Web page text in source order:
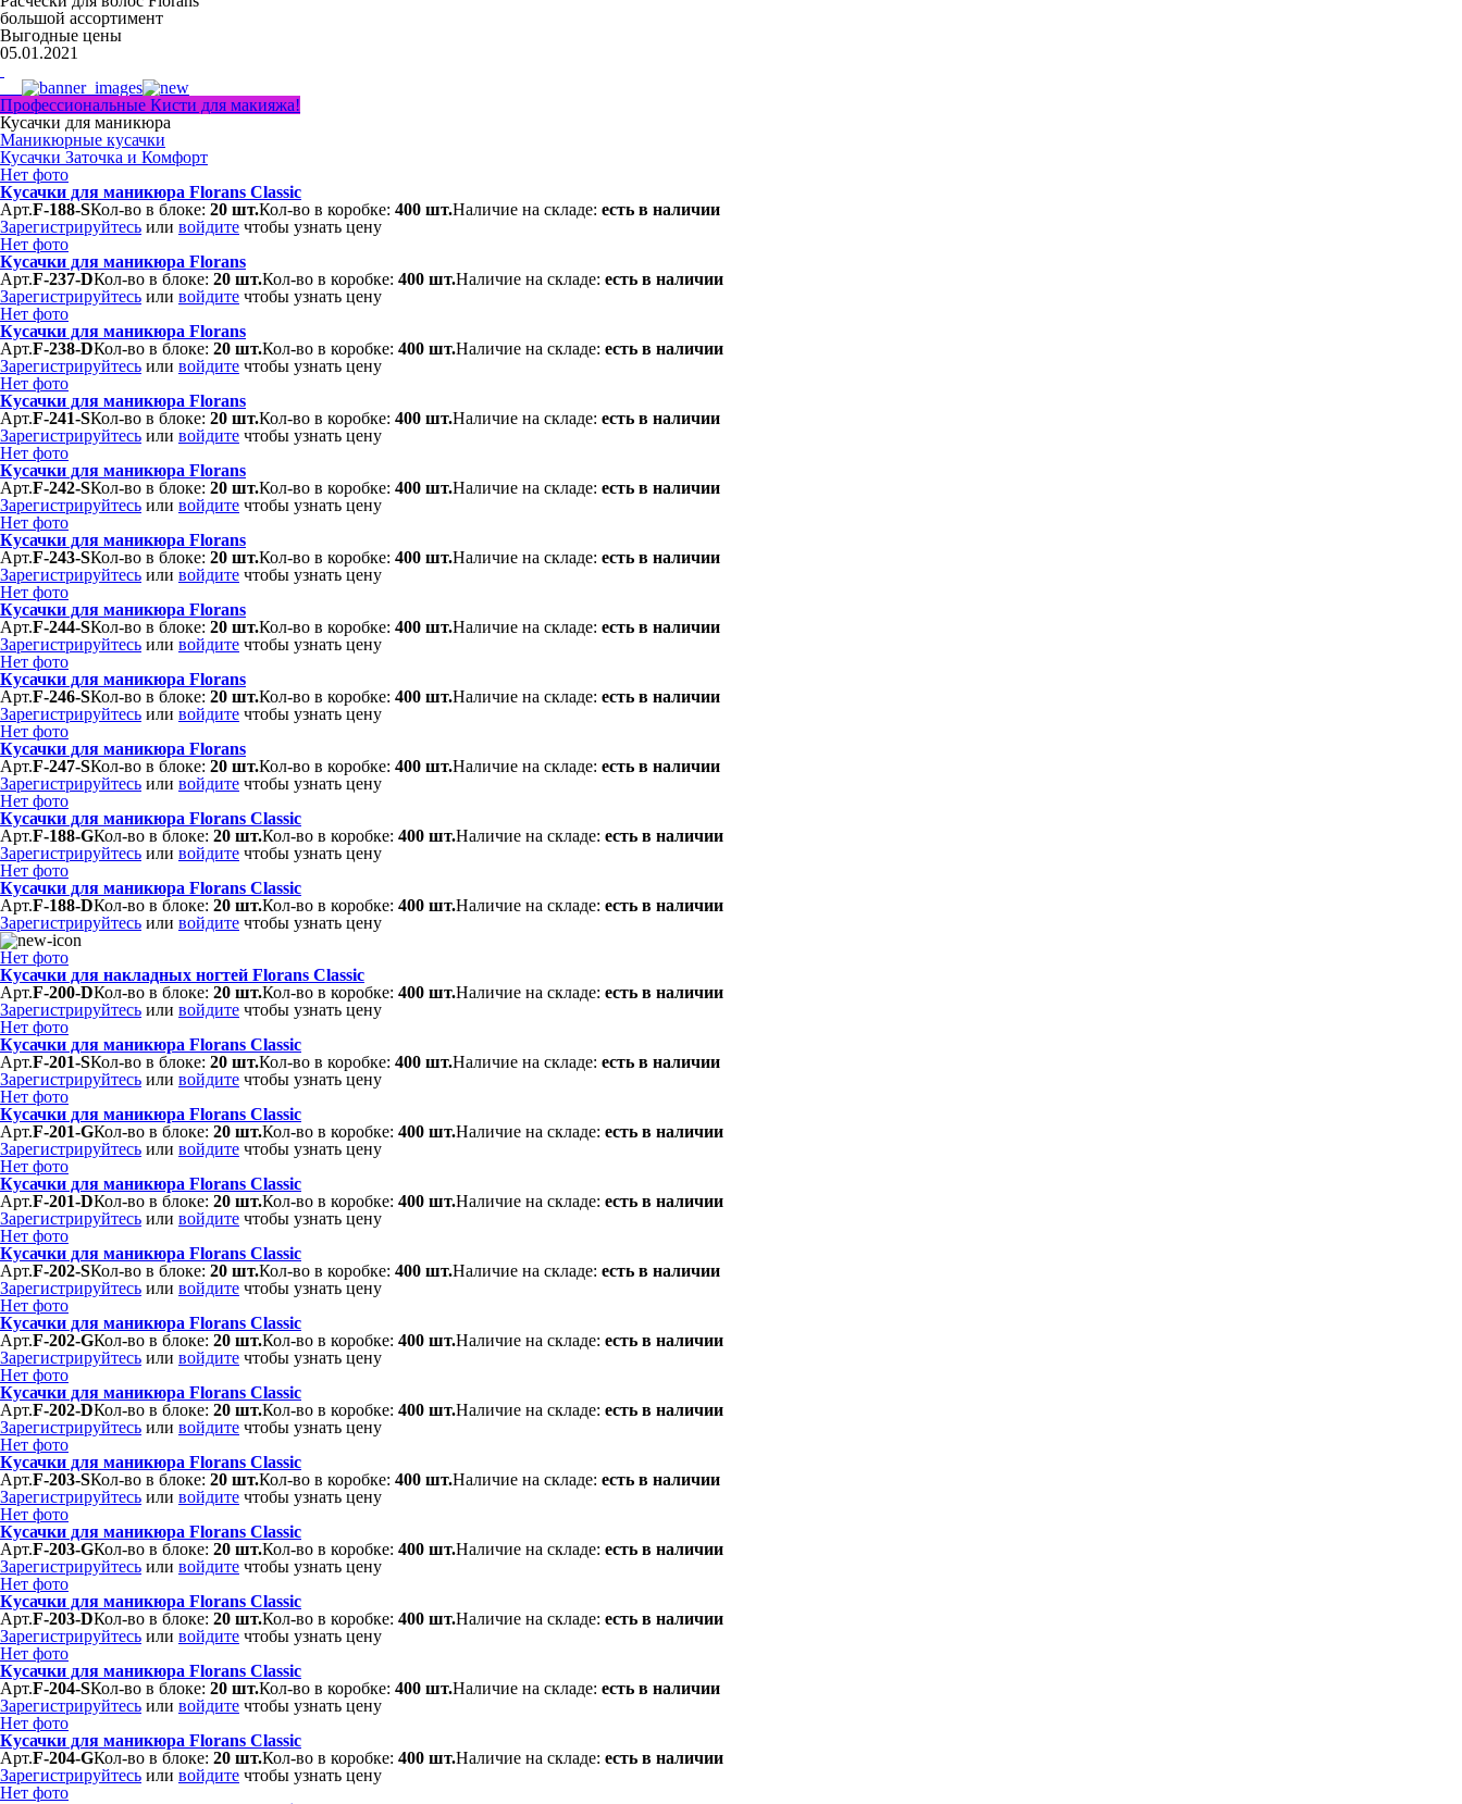
большой ассортимент
Выгодные цены
05.01.2021
Профессиональные Кисти для макияжа!
Кусачки для маникюра
Маникюрные кусачки
Кусачки Заточка и Комфорт
Нет фото
Кусачки для маникюра Florans Classic
Арт.F-188-SКол-во в блоке: 20 шт.Кол-во в коробке: 400 шт.Наличие на складе: есть в наличии
Зарегистрируйтесь или войдите чтобы узнать цену
Нет фото
Кусачки для маникюра Florans
Арт.F-237-DКол-во в блоке: 20 шт.Кол-во в коробке: 400 шт.Наличие на складе: есть в наличии
Зарегистрируйтесь или войдите чтобы узнать цену
Нет фото
Кусачки для маникюра Florans
Арт.F-238-DКол-во в блоке: 20 шт.Кол-во в коробке: 400 шт.Наличие на складе: есть в наличии
Зарегистрируйтесь или войдите чтобы узнать цену
Нет фото
Кусачки для маникюра Florans
Арт.F-241-SКол-во в блоке: 20 шт.Кол-во в коробке: 400 шт.Наличие на складе: есть в наличии
Зарегистрируйтесь или войдите чтобы узнать цену
Нет фото
Кусачки для маникюра Florans
Арт.F-242-SКол-во в блоке: 20 шт.Кол-во в коробке: 400 шт.Наличие на складе: есть в наличии
Зарегистрируйтесь или войдите чтобы узнать цену
Нет фото
Кусачки для маникюра Florans
Арт.F-243-SКол-во в блоке: 20 шт.Кол-во в коробке: 400 шт.Наличие на складе: есть в наличии
Зарегистрируйтесь или войдите чтобы узнать цену
Нет фото
Кусачки для маникюра Florans
Арт.F-244-SКол-во в блоке: 20 шт.Кол-во в коробке: 400 шт.Наличие на складе: есть в наличии
Зарегистрируйтесь или войдите чтобы узнать цену
Нет фото
Кусачки для маникюра Florans
Арт.F-246-SКол-во в блоке: 20 шт.Кол-во в коробке: 400 шт.Наличие на складе: есть в наличии
Зарегистрируйтесь или войдите чтобы узнать цену
Нет фото
Кусачки для маникюра Florans
Арт.F-247-SКол-во в блоке: 20 шт.Кол-во в коробке: 400 шт.Наличие на складе: есть в наличии
Зарегистрируйтесь или войдите чтобы узнать цену
Нет фото
Кусачки для маникюра Florans Classic
Арт.F-188-GКол-во в блоке: 20 шт.Кол-во в коробке: 400 шт.Наличие на складе: есть в наличии
Зарегистрируйтесь или войдите чтобы узнать цену
Нет фото
Кусачки для маникюра Florans Classic
Арт.F-188-DКол-во в блоке: 20 шт.Кол-во в коробке: 400 шт.Наличие на складе: есть в наличии
Зарегистрируйтесь или войдите чтобы узнать цену
Нет фото
Кусачки для накладных ногтей Florans Classic
Арт.F-200-DКол-во в блоке: 20 шт.Кол-во в коробке: 400 шт.Наличие на складе: есть в наличии
Зарегистрируйтесь или войдите чтобы узнать цену
Нет фото
Кусачки для маникюра Florans Classic
Арт.F-201-SКол-во в блоке: 20 шт.Кол-во в коробке: 400 шт.Наличие на складе: есть в наличии
Зарегистрируйтесь или войдите чтобы узнать цену
Нет фото
Кусачки для маникюра Florans Classic
Арт.F-201-GКол-во в блоке: 20 шт.Кол-во в коробке: 400 шт.Наличие на складе: есть в наличии
Зарегистрируйтесь или войдите чтобы узнать цену
Нет фото
Кусачки для маникюра Florans Classic
Арт.F-201-DКол-во в блоке: 20 шт.Кол-во в коробке: 400 шт.Наличие на складе: есть в наличии
Зарегистрируйтесь или войдите чтобы узнать цену
Нет фото
Кусачки для маникюра Florans Classic
Арт.F-202-SКол-во в блоке: 20 шт.Кол-во в коробке: 400 шт.Наличие на складе: есть в наличии
Зарегистрируйтесь или войдите чтобы узнать цену
Нет фото
Кусачки для маникюра Florans Classic
Арт.F-202-GКол-во в блоке: 20 шт.Кол-во в коробке: 400 шт.Наличие на складе: есть в наличии
Зарегистрируйтесь или войдите чтобы узнать цену
Нет фото
Кусачки для маникюра Florans Classic
Арт.F-202-DКол-во в блоке: 20 шт.Кол-во в коробке: 400 шт.Наличие на складе: есть в наличии
Зарегистрируйтесь или войдите чтобы узнать цену
Нет фото
Кусачки для маникюра Florans Classic
Арт.F-203-SКол-во в блоке: 20 шт.Кол-во в коробке: 400 шт.Наличие на складе: есть в наличии
Зарегистрируйтесь или войдите чтобы узнать цену
Нет фото
Кусачки для маникюра Florans Classic
Арт.F-203-GКол-во в блоке: 20 шт.Кол-во в коробке: 400 шт.Наличие на складе: есть в наличии
Зарегистрируйтесь или войдите чтобы узнать цену
Нет фото
Кусачки для маникюра Florans Classic
Арт.F-203-DКол-во в блоке: 20 шт.Кол-во в коробке: 400 шт.Наличие на складе: есть в наличии
Зарегистрируйтесь или войдите чтобы узнать цену
Нет фото
Кусачки для маникюра Florans Classic
Арт.F-204-SКол-во в блоке: 20 шт.Кол-во в коробке: 400 шт.Наличие на складе: есть в наличии
Зарегистрируйтесь или войдите чтобы узнать цену
Нет фото
Кусачки для маникюра Florans Classic
Арт.F-204-GКол-во в блоке: 20 шт.Кол-во в коробке: 400 шт.Наличие на складе: есть в наличии
Зарегистрируйтесь или войдите чтобы узнать цену
Нет фото